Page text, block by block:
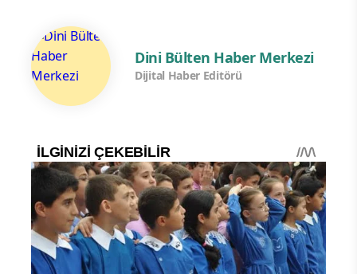
Dini Bülten Haber Merkezi
Dijital Haber Editörü